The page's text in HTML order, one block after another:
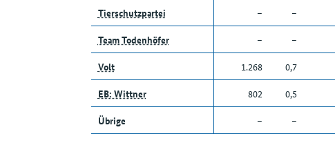
Tierschutzpartei
– –
Team Todenhöfer
– –
Volt
1.268 0,7
EB: Wittner
802 0,5
Übrige
– –